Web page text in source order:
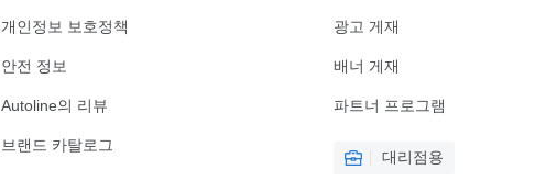
개인정보 보호정책
안전 정보
Autoline의 리뷰
브랜드 카탈로그
광고 게재
배너 게재
파트너 프로그램
대리점용